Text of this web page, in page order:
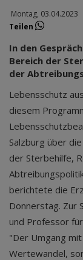
Montag, 03.04.2023
Teilen
In den
Bereich der
der
Lebensschutz
diesem
Salzburg über
der Sterbehilfe,
berichtete die
Donnerstag. Zur
und Professor
"Der Umgang
Wertewandel,